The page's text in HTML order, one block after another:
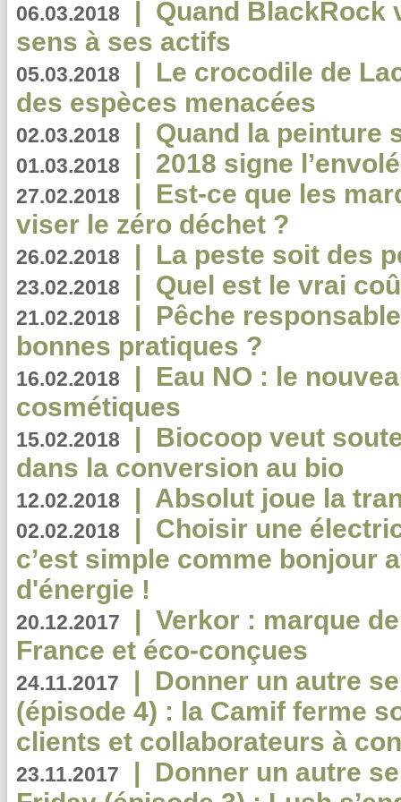
06.03.2018 | Quand BlackRock
sens à ses actifs
05.03.2018 | Le crocodile de
des espèces menacées
02.03.2018 | Quand la peinture
01.03.2018 | 2018 signe
27.02.2018 | Est-ce que les
viser le zéro déchet ?
26.02.2018 | La peste soit des
23.02.2018 | Quel est le vrai
21.02.2018 | Pêche
bonnes pratiques ?
16.02.2018 | Eau NO : le
cosmétiques
15.02.2018 | Biocoop veut
dans la conversion au bio
12.02.2018 | Absolut joue la
02.02.2018 | Choisir une
c’est simple comme bonjour
d'énergie !
20.12.2017 | Verkor : marque
France et éco-conçues
24.11.2017 | Donner un autre
(épisode 4) : la Camif ferme
clients et collaborateurs à
23.11.2017 | Donner un autre